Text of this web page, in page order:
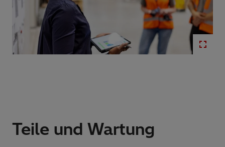
Teile und Wartung